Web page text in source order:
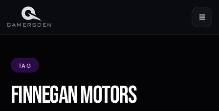
TAG
FINNEGAN MOTORS